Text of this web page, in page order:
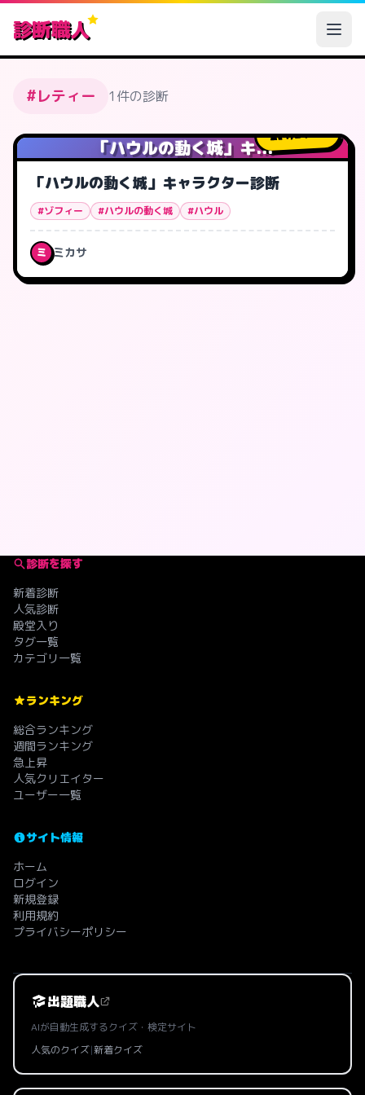
診断職人
#レティー 1件の診断
「ハウルの動く城」キ...
4,240人
「ハウルの動く城」キャラクター診断
#ゾフィー #ハウルの動く城 #ハウル
ミ ミカサ
診断を探す
新着診断
人気診断
殿堂入り
タグ一覧
カテゴリ一覧
ランキング
総合ランキング
週間ランキング
急上昇
人気クリエイター
ユーザー一覧
サイト情報
ホーム
ログイン
新規登録
利用規約
プライバシーポリシー
出題職人
AIが自動生成するクイズ・検定サイト
人気のクイズ|新着クイズ